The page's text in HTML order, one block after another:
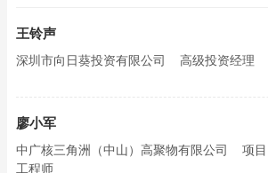
王铃声
深圳市向日葵投资有限公司 高级投资经理
廖小军
中广核三角洲（中山）高聚物有限公司
项目
工程师